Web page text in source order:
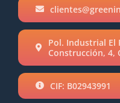
Pol. Industrial El
Construcción, 4,
CIF: B02943991